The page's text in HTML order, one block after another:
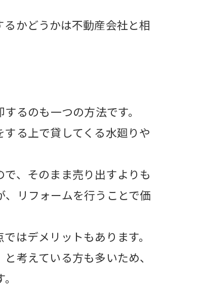
かどうかは不動産会社と相
るのも一つの方法です。
る上で貸してくる水廻りや
、そのまま売り出すよりも
リフォームを行うことで価
はデメリットもあります。
考えている方も多いため、